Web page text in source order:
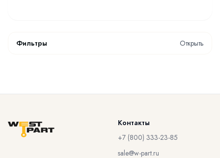
Фильтры Открыть
Контакты
+7 (800) 333-23-85
sale@w-part.ru